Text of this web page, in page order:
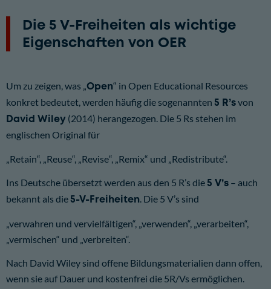
Die 5 V-Freiheiten als wichtige
Eigenschaften von OER
Um zu zeigen, was „Open“ in Open Educational Resources
konkret bedeutet, werden häufig die sogenannten 5 R’svon
David Wiley (2014) herangezogen. Die 5 Rs stehen im
englischen Original für
Retain“, „ Reuse“, „ Revise“, „ Remix“ und „ Redistribute“.
Ins Deutsche übersetzt werden aus den 5 R’s die 5 V’s – auch
bekannt als die 5-V-Freiheiten. Die 5 V’s sind
„verwahren und vervielfältigen“, „verwenden“, „verarbeiten“,
„vermischen“ und „verbreiten“.
Nach David Wiley sind offene Bildungsmaterialien dann offen,
wenn sie auf Dauer und kostenfrei die 5R/Vs ermöglichen.